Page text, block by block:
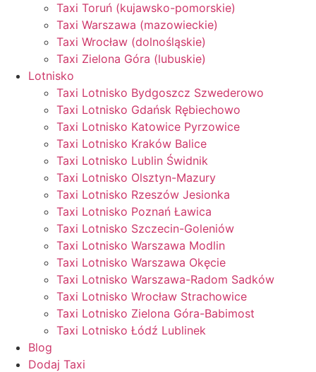
Taxi Toruń (kujawsko-pomorskie)
Taxi Warszawa (mazowieckie)
Taxi Wrocław (dolnośląskie)
Taxi Zielona Góra (lubuskie)
Lotnisko
Taxi Lotnisko Bydgoszcz Szwederowo
Taxi Lotnisko Gdańsk Rębiechowo
Taxi Lotnisko Katowice Pyrzowice
Taxi Lotnisko Kraków Balice
Taxi Lotnisko Lublin Świdnik
Taxi Lotnisko Olsztyn-Mazury
Taxi Lotnisko Rzeszów Jesionka
Taxi Lotnisko Poznań Ławica
Taxi Lotnisko Szczecin-Goleniów
Taxi Lotnisko Warszawa Modlin
Taxi Lotnisko Warszawa Okęcie
Taxi Lotnisko Warszawa-Radom Sadków
Taxi Lotnisko Wrocław Strachowice
Taxi Lotnisko Zielona Góra-Babimost
Taxi Lotnisko Łódź Lublinek
Blog
Dodaj Taxi